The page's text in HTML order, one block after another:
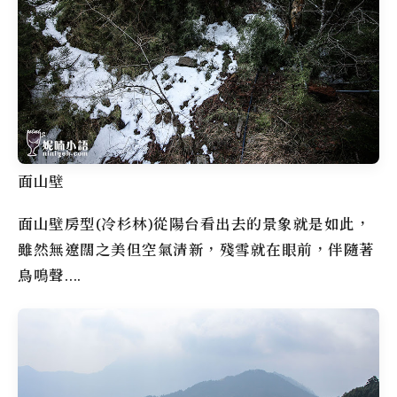
面山壁
面山壁房型(冷杉林)從陽台看出去的景象就是如此，
雖然無遼闊之美但空氣清新，殘雪就在眼前，伴隨著
鳥鳴聲….